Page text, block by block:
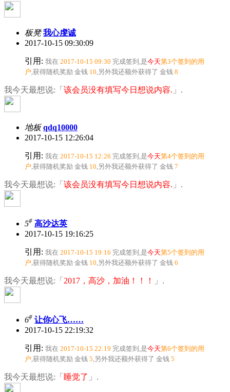
板凳 我心虔诚
2017-10-15 09:30:09
引用: 我在 2017-10-15 09:30 完成签到,是今天第3个签到的用
户 ,获得随机奖励 金钱 10 ,另外我还额外获得了 金钱 8
我今天最想说:「 该会员没有填写今日想说内容. 」.
地板 qdq10000
2017-10-15 12:26:04
引用: 我在 2017-10-15 12:26 完成签到,是今天第4个签到的用
户 ,获得随机奖励 金钱 10 ,另外我还额外获得了 金钱 7
我今天最想说:「 该会员没有填写今日想说内容. 」.
5# 高沙达英
2017-10-15 19:16:25
引用: 我在 2017-10-15 19:16 完成签到,是今天第5个签到的用
户,获得随机奖励 金钱 10,另外我还额外获得了 金钱 6
我今天最想说:「 2017，高沙，加油！！！ 」.
6# 让你心飞……
2017-10-15 22:19:32
引用: 我在 2017-10-15 22:19 完成签到,是今天第6个签到的用
户,获得随机奖励 金钱 5,另外我还额外获得了 金钱 5
我今天最想说:「 睡觉了 」.